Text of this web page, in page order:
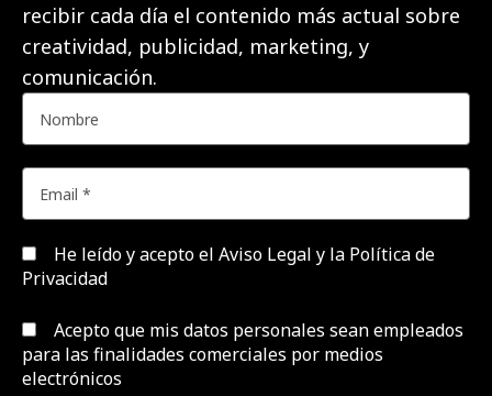
recibir cada día el contenido más actual sobre
creatividad, publicidad, marketing, y
comunicación.
He leído y acepto el Aviso Legal y la Política de
Privacidad
Acepto que mis datos personales sean empleados
para las finalidades comerciales por medios
electrónicos